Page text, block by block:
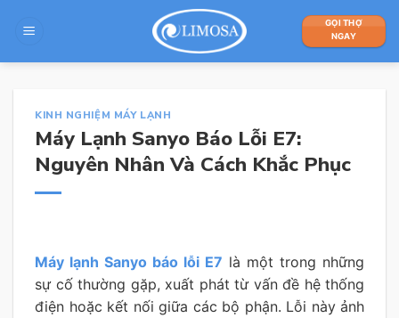
GỌI THỢ
NGAY
KINH NGHIỆM MÁY LẠNH
Máy Lạnh Sanyo Báo Lỗi E7:
Nguyên Nhân Và Cách Khắc Phục
Máy lạnh Sanyo báo lỗi E7 là một trong những
sự cố thường gặp, xuất phát từ vấn đề hệ thống
điện hoặc kết nối giữa các bộ phận. Lỗi này ảnh